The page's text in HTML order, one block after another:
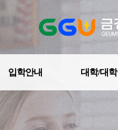
금강상징
입학안내 대학/대학